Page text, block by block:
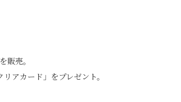
販売。
アカード」をプレゼント。